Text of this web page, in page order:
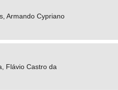
Armando Cypriano
Flávio Castro da